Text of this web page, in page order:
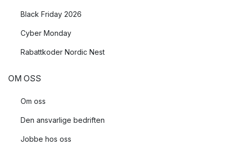
Black Friday 2026
Cyber Monday
Rabattkoder Nordic Nest
OM OSS
Om oss
Den ansvarlige bedriften
Jobbe hos oss